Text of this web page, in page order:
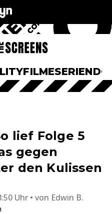
FILMESERIEN
lief Folge 5
gegen
den Kulissen
Uhr von Edwin B.